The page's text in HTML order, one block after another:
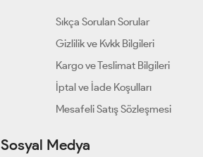
Sıkça Sorulan Sorular
Gizlilik ve Kvkk Bilgileri
Kargo ve Teslimat Bilgileri
İptal ve İade Koşulları
Mesafeli Satış Sözleşmesi
Sosyal Medya